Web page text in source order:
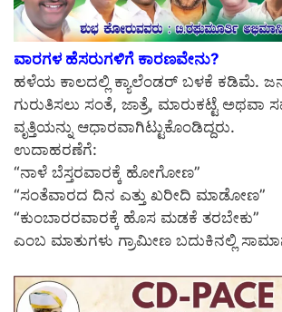
ವಾರಗಳ ಹೆಸರುಗಳಿಗೆ ಕಾರಣವೇನು?
ಹಳೆಯ ಕಾಲದಲ್ಲಿ ಕ್ಯಾಲೆಂಡರ್ ಬಳಕೆ ಕಡಿಮೆ.
ಗುರುತಿಸಲು ಸಂತೆ, ಜಾತ್ರೆ, ಮಾರುಕಟ್ಟೆ
ವೃತ್ತಿಯನ್ನು ಆಧಾರವಾಗಿಟ್ಟುಕೊಂಡಿದ್ದರು.
ಉದಾಹರಣೆಗೆ:
“ನಾಳೆ ಬೆಸ್ತರವಾರಕ್ಕೆ ಹೋಗೋಣ”
“ಸಂತೆವಾರದ ದಿನ ಎತ್ತು ಖರೀದಿ ಮಾಡೋಣ”
“ಕುಂಬಾರರವಾರಕ್ಕೆ ಹೊಸ ಮಡಕೆ ತರಬೇಕು”
ಎಂಬ ಮಾತುಗಳು ಗ್ರಾಮೀಣ ಬದುಕಿನಲ್ಲಿ